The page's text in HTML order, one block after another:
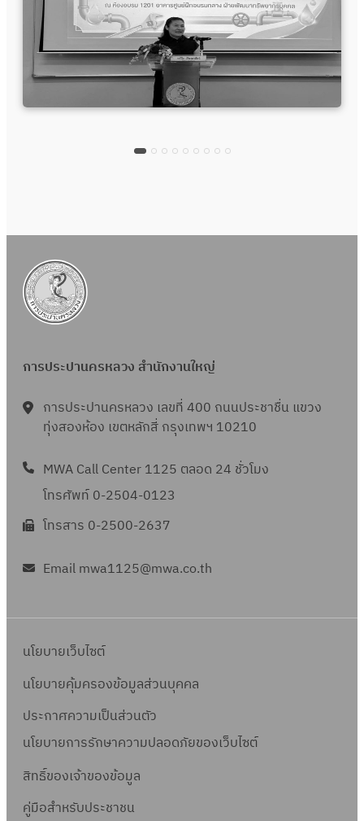
การประปานครหลวง สำนักงานใหญ่
การประปานครหลวง เลขที่ 400 ถนนประชาชื่น แขวง
ทุ่งสองห้อง เขตหลักสี่ กรุงเทพฯ 10210
MWA Call Center 1125 ตลอด 24 ชั่วโมง
โทรศัพท์ 0-2504-0123
โทรสาร 0-2500-2637
Email mwa1125@mwa.co.th
นโยบายเว็บไซต์
นโยบายคุ้มครองข้อมูลส่วนบุคคล
ประกาศความเป็นส่วนตัว
นโยบายการรักษาความปลอดภัยของเว็บไซต์
สิทธิ์ของเจ้าของข้อมูล
คู่มือสำหรับประชาชน